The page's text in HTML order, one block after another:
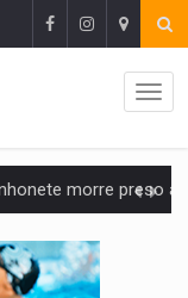
aproveitar o fim de semana
membro do CV com arma e drogas
com a APAE para ampliar ações